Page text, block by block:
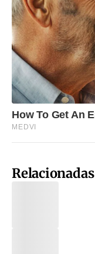
Relacionadas